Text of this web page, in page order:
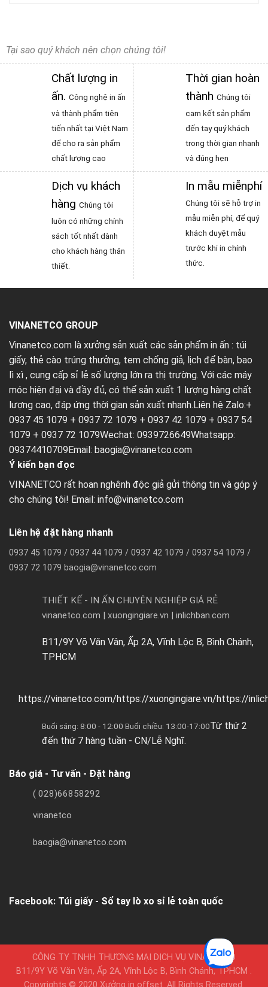
Tại sao quý khách nên chọn chúng tôi!
Chất lượng in
ấn. Công nghệ in ấn
và thành phẩm tiên
tiến nhất tại Việt Nam
để cho ra sản phẩm
chất lượng cao
Thời gian hoàn
thành Chúng tôi
cam kết sản phẩm
đến tay quý khách
trong thời gian nhanh
và đúng hẹn
Dịch vụ khách
hàng Chúng tôi
luôn có những chính
sách tốt nhất dành
cho khách hàng thân
thiết.
In mẫu miễnphí
Chúng tôi sẽ hỗ trợ in
mẫu miễn phí, để quý
khách duyệt mẫu
trước khi in chính
thức.
VINANETCO GROUP
Vinanetco.com là xưởng sản xuất các sản phẩm in ấn : túi
giấy, thẻ cào trúng thưởng, tem chống giả, lịch để bàn, bao
lì xì , cung cấp sỉ lẻ số lượng lớn ra thị trường. Với các máy
móc hiện đại và đầy đủ, có thể sản xuất 1 lượng hàng chất
lượng cao, đáp ứng thời gian sản xuất nhanh.Liên hệ Zalo:+
0937 45 1079 + 0937 72 1079 + 0937 42 1079 + 0937 54
1079 + 0937 72 1079Wechat: 0939726649Whatsapp:
09374410709Email: baogia@vinanetco.com
Ý kiến bạn đọc
VINANETCO rất hoan nghênh độc giả gửi thông tin và góp ý
cho chúng tôi! Email: info@vinanetco.com
Liên hệ đặt hàng nhanh
0937 45 1079 / 0937 44 1079 / 0937 42 1079 / 0937 54 1079 /
0937 72 1079 baogia@vinanetco.com
THIẾT KẾ - IN ẤN CHUYÊN NGHIỆP GIÁ RẺ
vinanetco.com | xuongingiare.vn | inlichban.com
B11/9Y Võ Văn Vân, Ấp 2A, Vĩnh Lộc B, Bình Chánh,
TPHCM
https://vinanetco.com/https://xuongingiare.vn/https://
Buổi sáng: 8:00 - 12:00 Buổi chiều: 13:00-17:00Từ thứ 2
đến thứ 7 hàng tuần - CN/Lễ Nghĩ.
Báo giá - Tư vấn - Đặt hàng
( 028)66858292
vinanetco
baogia@vinanetco.com
Facebook: Túi giấy - Sổ tay lò xo sỉ lẻ toàn quốc
CÔNG TY TNHH THƯƠNG MẠI DỊCH VỤ VINANETCO
B11/9Y Võ Văn Vân, Ấp 2A, Vĩnh Lộc B, Bình Chánh, TPHCM .
Copyrights © 2020 Xưởng in offset. All Rights Reserved.